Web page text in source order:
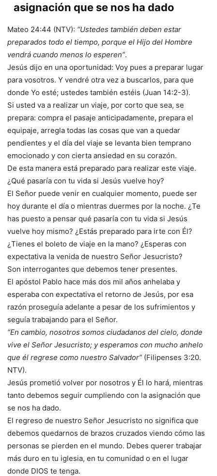
asignación que se nos ha dado
Mateo 24:44 (NTV): “Ustedes también deben estar
preparados todo el tiempo, porque el Hijo del Hombre
vendrá cuando menos lo esperen”.
Jesús dijo en una oportunidad: Voy pues a preparar lugar
para vosotros. Y vendré otra vez a buscarlos, para que
donde Yo esté; ustedes también estéis (Juan 14:2-3).
Si usted va a realizar un viaje, por corto que sea, se
prepara: compra el pasaje anticipadamente, prepara el
equipaje, arregla todas las cosas que van a quedar
pendientes y el día del viaje se levanta bien temprano
emocionado y con cierta ansiedad en su corazón.
De esta manera está preparado para realizar este viaje.
¿Qué pasaría con tu vida si Jesús vuelve hoy?
El Señor puede venir en cualquier momento, puede ser
hoy durante el día o mientras duermes por la noche. ¿Te
has puesto a pensar qué pasaría con tu vida si Jesús
vuelve hoy mismo? ¿Estás preparado para irte con Él?
¿Tienes el boleto de viaje en la mano? ¿Esperas con
expectativa la venida de nuestro Señor Jesucristo?
Son interrogantes que debemos tener presentes.
El apóstol Pablo hace más dos mil años anhelaba y
esperaba con expectativa el retorno de Jesús, por esa
razón proseguía adelante a pesar de los sufrimientos y
seguía trabajando para el Señor.
“En cambio, nosotros somos ciudadanos del cielo, donde
vive el Señor Jesucristo; y esperamos con mucho anhelo
que él regrese como nuestro Salvador” (Filipenses 3:20.
NTV).
Jesús prometió volver por nosotros y Él lo hará, mientras
tanto debemos seguir cumpliendo con la asignación que
se nos ha dado.
El regreso de nuestro Señor Jesucristo no significa que
debemos quedarnos de brazos cruzados viendo cómo las
personas se pierden en el mundo. Debes querer trabajar
más duro en tu iglesia, en tu comunidad o en el lugar
donde DIOS te tenga.